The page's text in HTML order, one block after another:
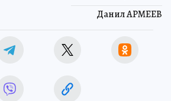
Данил АРМЕЕВ